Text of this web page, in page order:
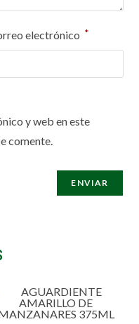
electrónico *
y web en este
comente.